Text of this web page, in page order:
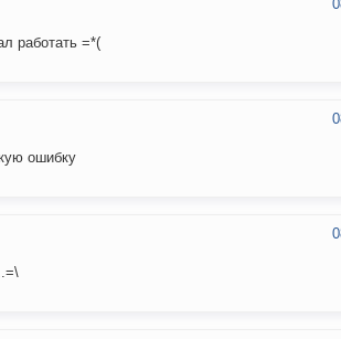
работать =*(
ошибку